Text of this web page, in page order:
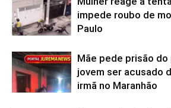
impede roubo de
Paulo
Mãe pede prisão
jovem ser acusado
irmã no Maranhão